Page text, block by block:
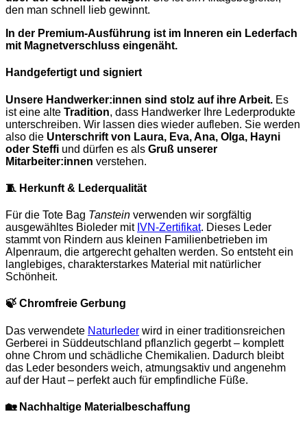
den man schnell lieb gewinnt.
In der Premium-Ausführung ist im Inneren ein Lederfach
mit Magnetverschluss eingenäht.
Handgefertigt und signiert
Unsere Handwerker:innen sind stolz auf ihre Arbeit. Es
ist eine alte Tradition, dass Handwerker Ihre Lederprodukte
unterschreiben. Wir lassen dies wieder aufleben. Sie werden
also die Unterschrift von Laura, Eva, Ana, Olga, Hayni
oder Steffi und dürfen es als Gruß unserer
Mitarbeiter:innen verstehen.
🧵 Herkunft & Lederqualität
Für die Tote Bag Tanstein verwenden wir sorgfältig
ausgewähltes Bioleder mit IVN-Zertifikat. Dieses Leder
stammt von Rindern aus kleinen Familienbetrieben im
Alpenraum, die artgerecht gehalten werden. So entsteht ein
langlebiges, charakterstarkes Material mit natürlicher
Schönheit.
🍃 Chromfreie Gerbung
Das verwendete Naturleder wird in einer traditionsreichen
Gerberei in Süddeutschland pflanzlich gegerbt – komplett
ohne Chrom und schädliche Chemikalien. Dadurch bleibt
das Leder besonders weich, atmungsaktiv und angenehm
auf der Haut – perfekt auch für empfindliche Füße.
🏡 Nachhaltige Materialbeschaffung